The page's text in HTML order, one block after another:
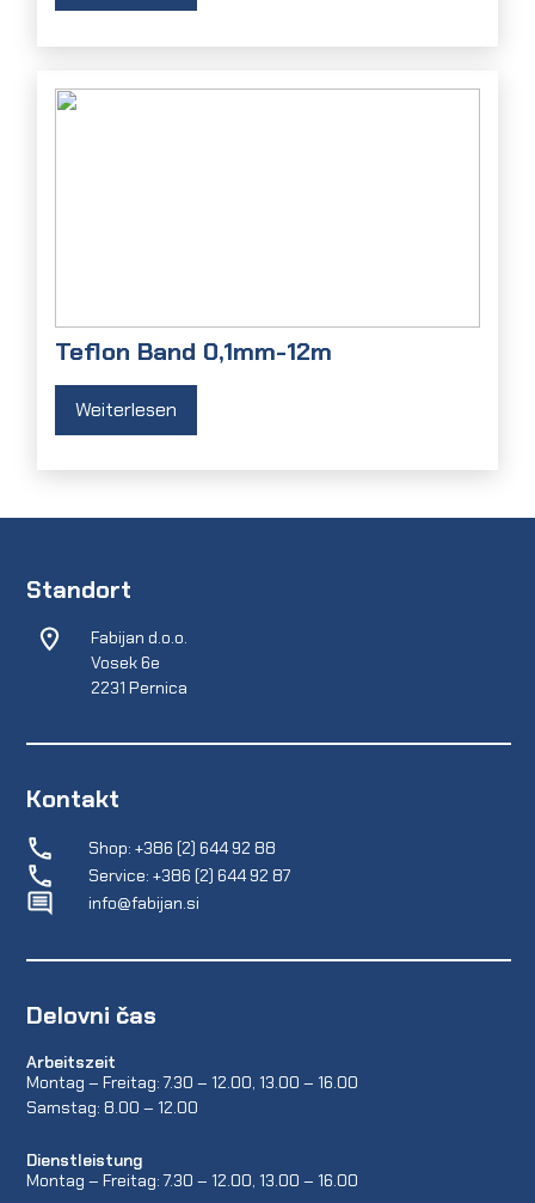
Teflon Band 0,1mm-12m
Weiterlesen
Standort
Fabijan d.o.o.
Vosek 6e
2231 Pernica
Kontakt
Shop: +386 (2) 644 92 88
Service: +386 (2) 644 92 87
info@fabijan.si
Delovni čas
Arbeitszeit
Montag – Freitag: 7.30 – 12.00, 13.00 – 16.00
Samstag: 8.00 – 12.00
Dienstleistung
Montag – Freitag: 7.30 – 12.00, 13.00 – 16.00